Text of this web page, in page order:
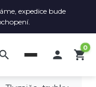
expedice bude
 shopping_cart
0